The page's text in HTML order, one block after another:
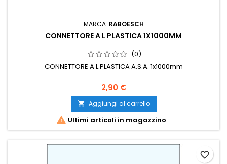
MARCA: RABOESCH
CONNETTORE A L PLASTICA 1X1000MM
(0)
CONNETTORE A L PLASTICA A.S.A. 1x1000mm
2,90 €
 Aggiungi al carrello
 Ultimi articoli in magazzino
favorite_border